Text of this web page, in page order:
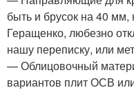
быть и брусок на 40
Геращенко, любезно
нашу переписку, или
— Облицовочный
вариантов плит ОСВ